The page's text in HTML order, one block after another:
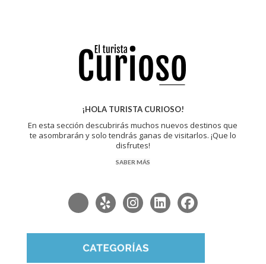
¡HOLA TURISTA CURIOSO!
En esta sección descubrirás muchos nuevos destinos que
te asombrarán y solo tendrás ganas de visitarlos. ¡Que lo
disfrutes!
SABER MÁS